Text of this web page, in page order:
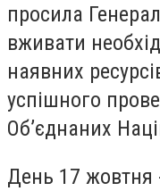
просила
вживати
наявних
успішного
Об’єднаних
День 17 жовтня